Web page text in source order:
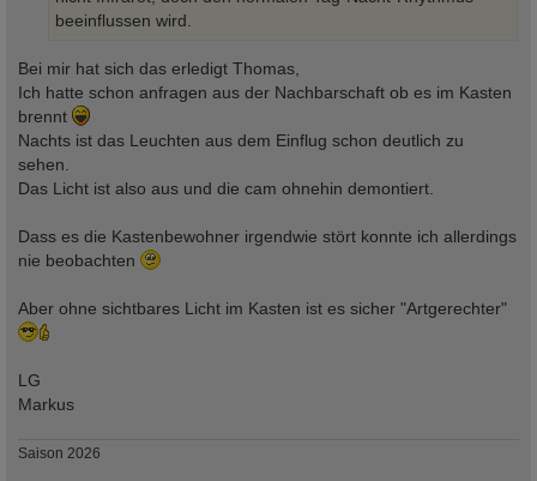
beeinflussen wird.
Bei mir hat sich das erledigt Thomas,
Ich hatte schon anfragen aus der Nachbarschaft ob es im Kasten
brennt
Nachts ist das Leuchten aus dem Einflug schon deutlich zu
sehen.
Das Licht ist also aus und die cam ohnehin demontiert.
Dass es die Kastenbewohner irgendwie stört konnte ich allerdings
nie beobachten
Aber ohne sichtbares Licht im Kasten ist es sicher "Artgerechter"
LG
Markus
Saison 2026